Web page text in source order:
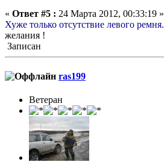
« Ответ #5 : 24 Марта 2012, 00:33:19 »
Хуже только отсутствие левого ремня.
желания !
Записан
ras199
Ветеран